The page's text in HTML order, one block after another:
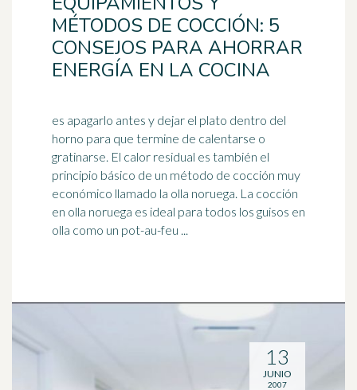
MÉTODOS DE COCCIÓN: 5
CONSEJOS PARA AHORRAR
ENERGÍA EN LA COCINA
es apagarlo antes y dejar el plato dentro del
horno para que termine de calentarse o
gratinarse. El calor residual es también el
principio básico de un método de cocción muy
económico llamado la olla noruega. La cocción
en olla noruega es ideal para todos los guisos en
olla como un pot-au-feu ...
13
JUNIO
2007